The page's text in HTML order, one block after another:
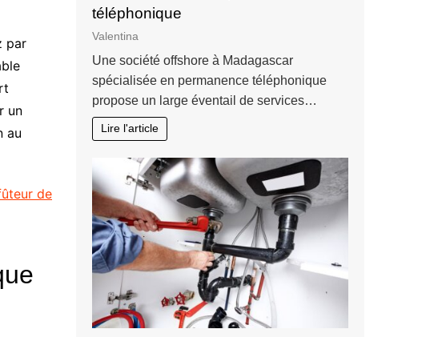
par
un
au
de
téléphonique
Valentina
Une société offshore à Madagascar
spécialisée en permanence téléphonique
propose un large éventail de services…
Lire l'article